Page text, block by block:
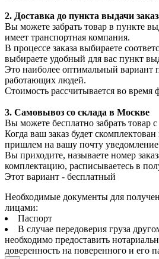
2. Доставка до пункта выдачи
Вы можете забрать товар в пункте
имеет транспортная компания.
В процессе заказа выбираете
выбираете удобный для вас пункт
Это наиболее оптимальный вариант
работающих людей.
Стоимость рассчитывается во время
3. Самовывоз со склада в Москве
Вы можете бесплатно забрать товар
Когда ваш заказ будет
пришлем на вашу почту
Вы приходите, называете номер
комплектацию, расписываетесь в
Этот вариант - бесплатный
Необходимые документы для
лицами:
Паспорт
В случае передоверия груза
необходимо предоставить
доверенность на поверенного и его